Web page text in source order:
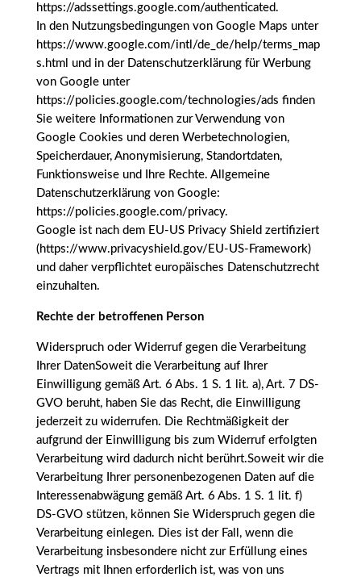
https://adssettings.google.com/authenticated.
In den Nutzungsbedingungen von Google Maps unter
https://www.google.com/intl/de_de/help/terms_map
s.html und in der Datenschutzerklärung für Werbung
von Google unter
https://policies.google.com/technologies/ads finden
Sie weitere Informationen zur Verwendung von
Google Cookies und deren Werbetechnologien,
Speicherdauer, Anonymisierung, Standortdaten,
Funktionsweise und Ihre Rechte. Allgemeine
Datenschutzerklärung von Google:
https://policies.google.com/privacy.
Google ist nach dem EU-US Privacy Shield zertifiziert
(https://www.privacyshield.gov/EU-US-Framework)
und daher verpflichtet europäisches Datenschutzrecht
einzuhalten.
Rechte der betroffenen Person
Widerspruch oder Widerruf gegen die Verarbeitung
Ihrer DatenSoweit die Verarbeitung auf Ihrer
Einwilligung gemäß Art. 6 Abs. 1 S. 1 lit. a), Art. 7 DS-
GVO beruht, haben Sie das Recht, die Einwilligung
jederzeit zu widerrufen. Die Rechtmäßigkeit der
aufgrund der Einwilligung bis zum Widerruf erfolgten
Verarbeitung wird dadurch nicht berührt.Soweit wir die
Verarbeitung Ihrer personenbezogenen Daten auf die
Interessenabwägung gemäß Art. 6 Abs. 1 S. 1 lit. f)
DS-GVO stützen, können Sie Widerspruch gegen die
Verarbeitung einlegen. Dies ist der Fall, wenn die
Verarbeitung insbesondere nicht zur Erfüllung eines
Vertrags mit Ihnen erforderlich ist, was von uns